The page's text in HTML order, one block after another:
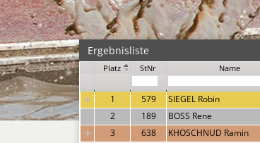
Ergebnisliste
Platz
StNr Name
1 579 SIEGEL Robin
2
189 BOSS Rene
3
638 KHOSCHNUD Ramin